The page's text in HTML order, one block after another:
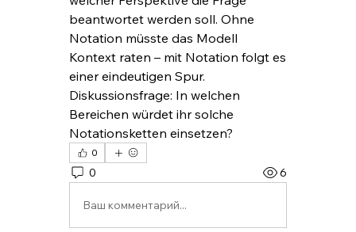
beantwortet werden soll. Ohne
Notation müsste das Modell
Kontext raten – mit Notation folgt es
einer eindeutigen Spur.
Diskussionsfrage: In welchen
Bereichen würdet ihr solche
Notationsketten einsetzen?
0
0 6
Ваш комментарий...